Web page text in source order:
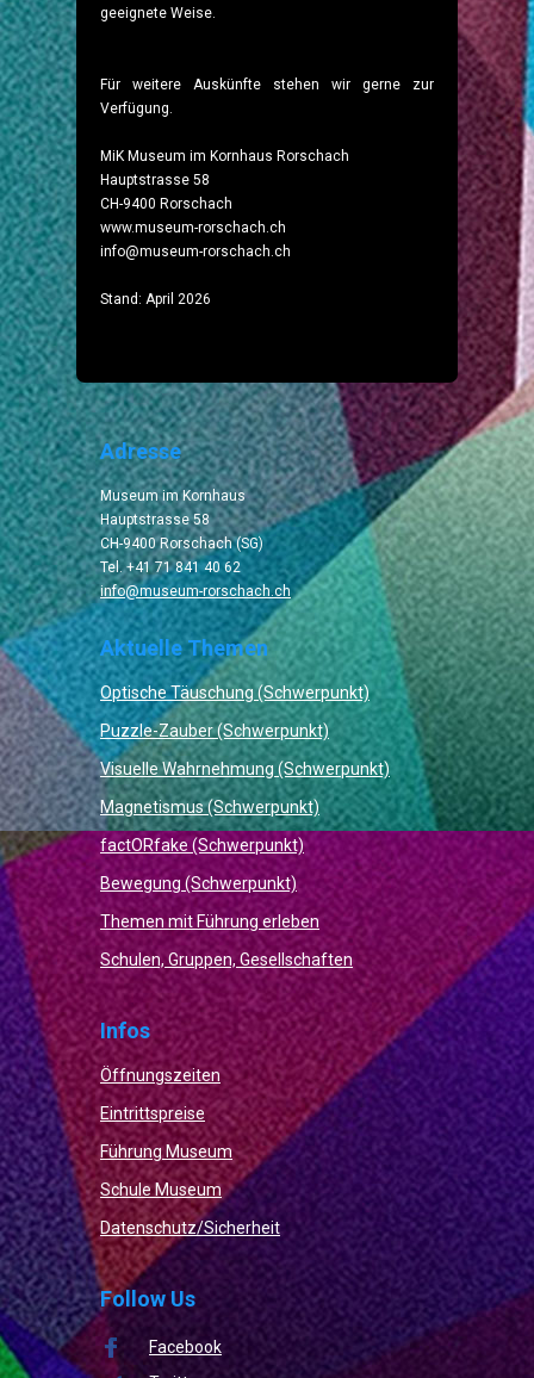
geeignete Weise.
Für weitere Auskünfte stehen wir gerne zur
Verfügung.
MiK Museum im Kornhaus Rorschach
Hauptstrasse 58
CH-9400 Rorschach
www.museum-rorschach.ch
info@museum-rorschach.ch
Stand: April 2026
Adresse
Museum im Kornhaus
Hauptstrasse 58
CH-9400 Rorschach (SG)
Tel. +41 71 841 40 62
info@museum-rorschach.ch
Aktuelle Themen
Optische Täuschung (Schwerpunkt)
Puzzle-Zauber (Schwerpunkt)
Visuelle Wahrnehmung (Schwerpunkt)
Magnetismus (Schwerpunkt)
factORfake (Schwerpunkt)
Bewegung (Schwerpunkt)
Themen mit Führung erleben
Schulen, Gruppen, Gesellschaften
Infos
Öffnungszeiten
Eintrittspreise
Führung Museum
Schule Museum
Datenschutz/Sicherheit
Follow Us
Facebook